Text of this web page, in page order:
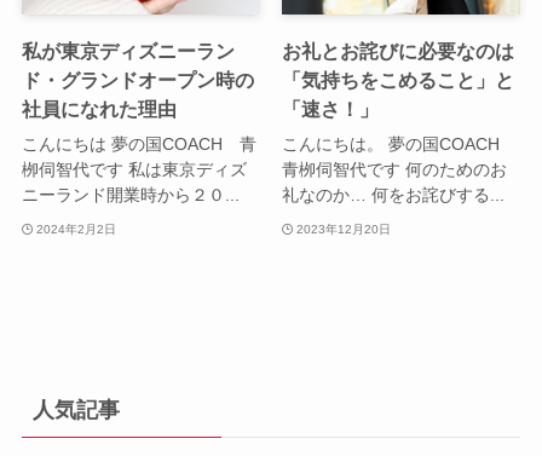
私が東京ディズニーラン
ド・グランドオープン時の
社員になれた理由
こんにちは 夢の国COACH 青
栁伺智代です 私は東京ディズ
ニーランド開業時から２０...
2024年2月2日
お礼とお詫びに必要なのは
「気持ちをこめること」と
「速さ！」
こんにちは。 夢の国COACH
青栁伺智代です 何のためのお
礼なのか… 何をお詫びする...
2023年12月20日
人気記事